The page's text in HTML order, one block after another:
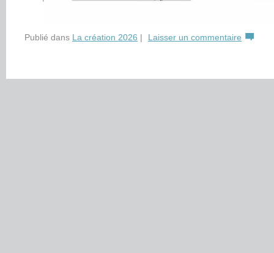
Publié dans La création 2026 | Laisser un commentaire